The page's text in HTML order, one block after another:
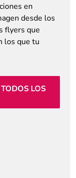
en
desde los
flyers que
los que tu
LOS